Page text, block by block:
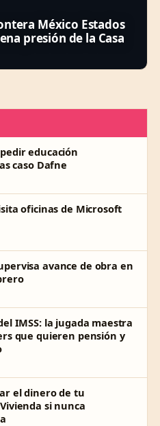
México Estados
presión de la Casa
educación
caso Dafne
oficinas de Microsoft
avance de obra en
IMSS: la jugada maestra
que quieren pensión y
el dinero de tu
si nunca